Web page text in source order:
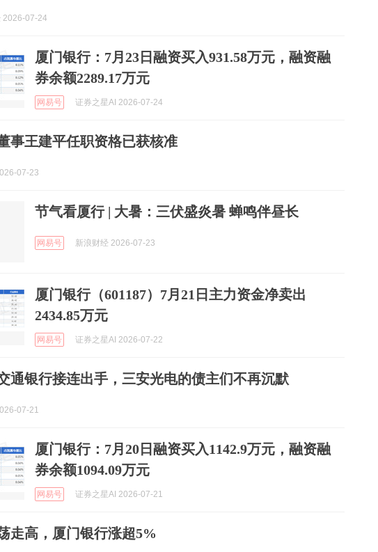
2026-07-24
厦门银行：7月23日融资买入931.58万元，融资融
券余额2289.17万元
网易号 证券之星AI 2026-07-24
事王建平任职资格已获核准
07-23
节气看厦行 | 大暑：三伏盛炎暑 蝉鸣伴昼长
网易号 新浪财经 2026-07-23
厦门银行（601187）7月21日主力资金净卖出
2434.85万元
网易号 证券之星AI 2026-07-22
通银行接连出手，三安光电的债主们不再沉默
07-21
厦门银行：7月20日融资买入1142.9万元，融资融
券余额1094.09万元
网易号 证券之星AI 2026-07-21
走高，厦门银行涨超5%